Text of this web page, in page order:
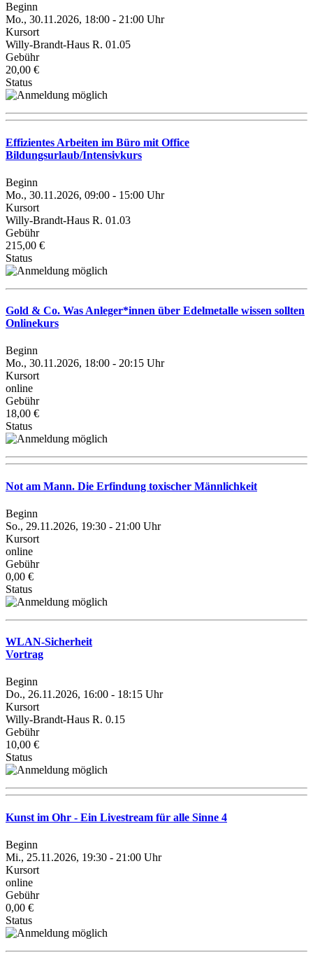
Beginn
Mo., 30.11.2026, 18:00 - 21:00 Uhr
Kursort
Willy-Brandt-Haus R. 01.05
Gebühr
20,00 €
Status
Effizientes Arbeiten im Büro mit Office
Bildungsurlaub/Intensivkurs
Beginn
Mo., 30.11.2026, 09:00 - 15:00 Uhr
Kursort
Willy-Brandt-Haus R. 01.03
Gebühr
215,00 €
Status
Gold & Co. Was Anleger*innen über Edelmetalle wissen sollten
Onlinekurs
Beginn
Mo., 30.11.2026, 18:00 - 20:15 Uhr
Kursort
online
Gebühr
18,00 €
Status
Not am Mann. Die Erfindung toxischer Männlichkeit
Beginn
So., 29.11.2026, 19:30 - 21:00 Uhr
Kursort
online
Gebühr
0,00 €
Status
WLAN-Sicherheit
Vortrag
Beginn
Do., 26.11.2026, 16:00 - 18:15 Uhr
Kursort
Willy-Brandt-Haus R. 0.15
Gebühr
10,00 €
Status
Kunst im Ohr - Ein Livestream für alle Sinne 4
Beginn
Mi., 25.11.2026, 19:30 - 21:00 Uhr
Kursort
online
Gebühr
0,00 €
Status